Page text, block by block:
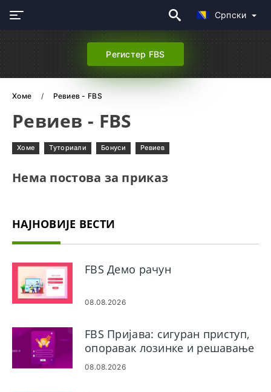
Српски
Регистер FBS
Хоме Ревиев - FBS
Ревиев - FBS
Хоме Туториали Бонуси Ревиев
Нема постова за приказ
НАЈНОВИЈЕ ВЕСТИ
FBS Демо рачун
08.08.2026
FBS Пријава: сигуран приступ,
опоравак лозинке и решавање
проблема
08.08.2026